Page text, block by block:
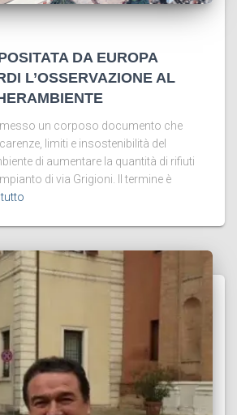
DA EUROPA
L’OSSERVAZIONE AL
un corposo documento che
limiti e insostenibilità del
di aumentare la quantità di rifiuti
di via Grigioni. Il termine è
tutto